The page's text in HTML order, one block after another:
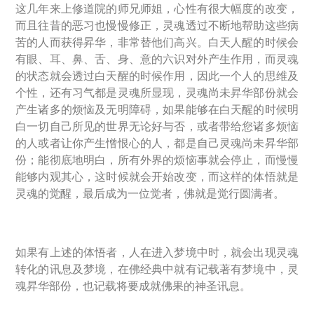
这几年来上修道院的师兄师姐，心性有很大幅度的改变，
而且往昔的恶习也慢慢修正，灵魂透过不断地帮助这些病
苦的人而获得昇华，非常替他们高兴。白天人醒的时候会
有眼、耳、鼻、舌、身、意的六识对外产生作用，而灵魂
的状态就会透过白天醒的时候作用，因此一个人的思维及
个性，还有习气都是灵魂所显现，灵魂尚未昇华部份就会
产生诸多的烦恼及无明障碍，如果能够在白天醒的时候明
白一切自己所见的世界无论好与否，或者带给您诸多烦恼
的人或者让你产生憎恨心的人，都是自己灵魂尚未昇华部
份；能彻底地明白，所有外界的烦恼事就会停止，而慢慢
能够内观其心，这时候就会开始改变，而这样的体悟就是
灵魂的觉醒，最后成为一位觉者，佛就是觉行圆满者。
如果有上述的体悟者，人在进入梦境中时，就会出现灵魂
转化的讯息及梦境，在佛经典中就有记载著有梦境中，灵
魂昇华部份，也记载将要成就佛果的神圣讯息。